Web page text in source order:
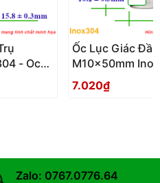
- Oc
Ốc Lục Giác
M10x50mm
Luc Giac Dau
7.020₫
Zalo: 0767.0776.64